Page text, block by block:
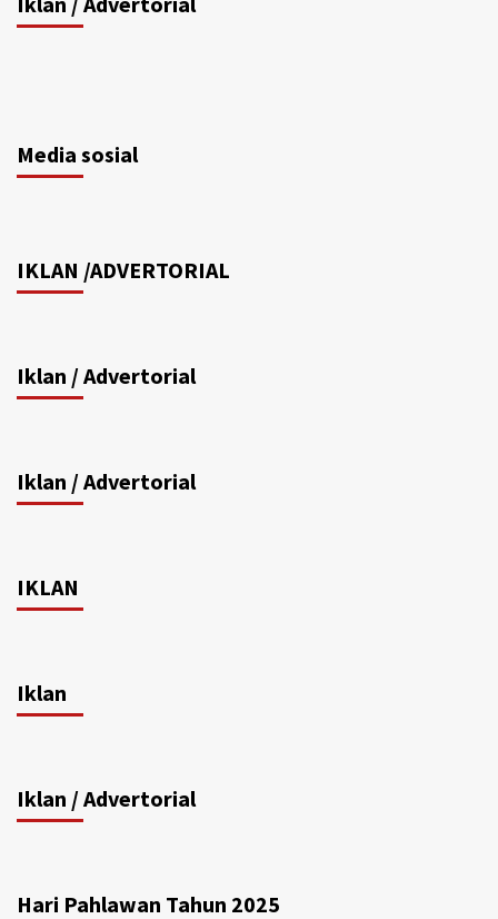
Media sosial
IKLAN /ADVERTORIAL
Iklan / Advertorial
Iklan / Advertorial
IKLAN
Iklan
Iklan / Advertorial
Hari Pahlawan Tahun 2025